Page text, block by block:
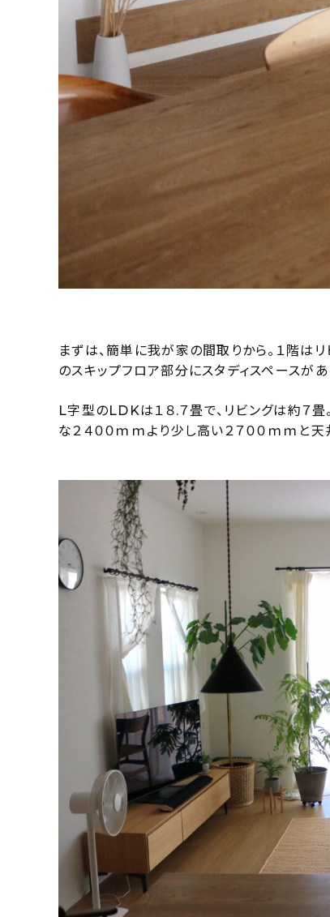
まずは、簡単に我が家の間取りから。１階はリ
のスキップフロア部分にスタディスペースがあ
L字型のLDKは１８.７畳で、リビングは約７
な２４００ｍｍより少し高い２７００ｍｍと